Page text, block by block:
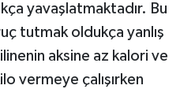
yavaşlatmaktadır. Bu
tutmak oldukça yanlış
aksine az kalori ve
vermeye çalışırken